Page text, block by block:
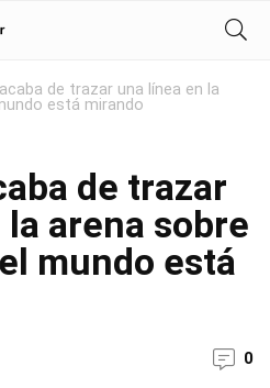
de trazar una línea en la
está mirando
de trazar
arena sobre
mundo está
0